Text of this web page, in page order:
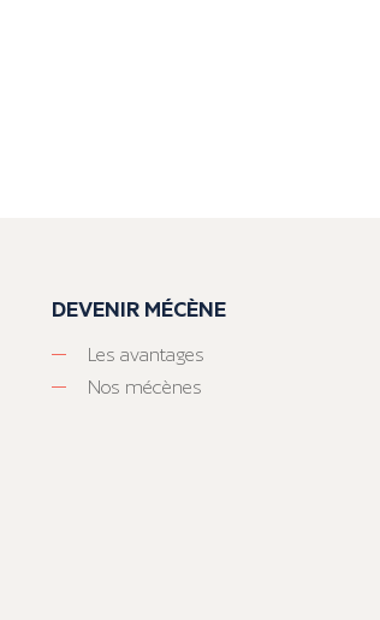
DEVENIR MÉCÈNE
Les avantages
Nos mécènes